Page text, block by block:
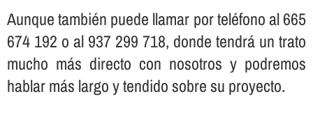
Aunque también puede llamar por teléfono al 665
674 192 o al 937 299 718, donde tendrá un trato
mucho más directo con nosotros y podremos
hablar más largo y tendido sobre su proyecto.